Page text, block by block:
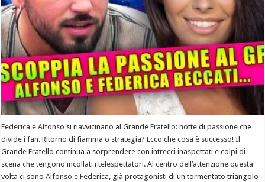
Federica e Alfonso si riavvicinano al Grande Fratello: notte di passione che
divide i fan. Ritorno di fiamma o strategia? Ecco che cosa è successo! Il
Grande Fratello continua a sorprendere con intrecci inaspettati e colpi di
scena che tengono incollati i telespettatori. Al centro dell’attenzione questa
volta ci sono Alfonso e Federica, già protagonisti di un tormentato triangolo